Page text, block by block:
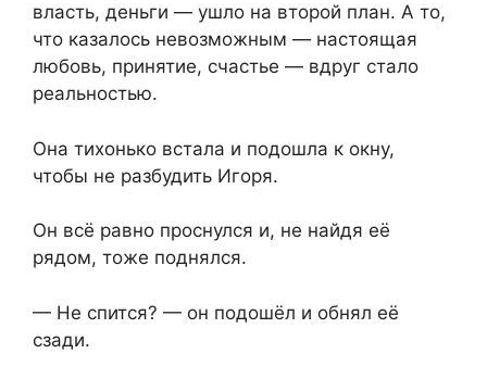
власть, деньги — ушло на второй план. А то,
что казалось невозможным — настоящая
любовь, принятие, счастье — вдруг стало
реальностью.
Она тихонько встала и подошла к окну,
чтобы не разбудить Игоря.
Он всё равно проснулся и, не найдя её
рядом, тоже поднялся.
— Не спится? — он подошёл и обнял её
сзади.